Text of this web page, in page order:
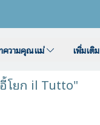
ความคุณแม่ เพิ่มเติม
โยก il Tutto"